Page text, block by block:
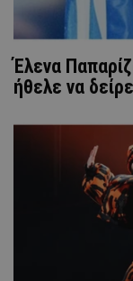
Έλενα
ήθελε να